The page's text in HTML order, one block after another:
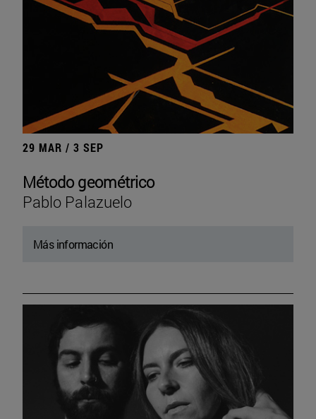
29 MAR / 3 SEP
Método geométrico
Pablo Palazuelo
Más información